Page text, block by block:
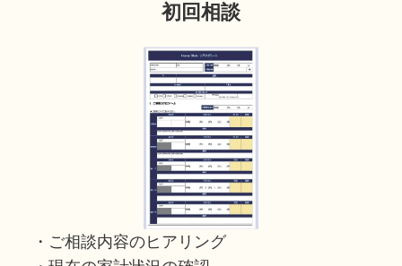
初回相談
・ご相談内容のヒアリング